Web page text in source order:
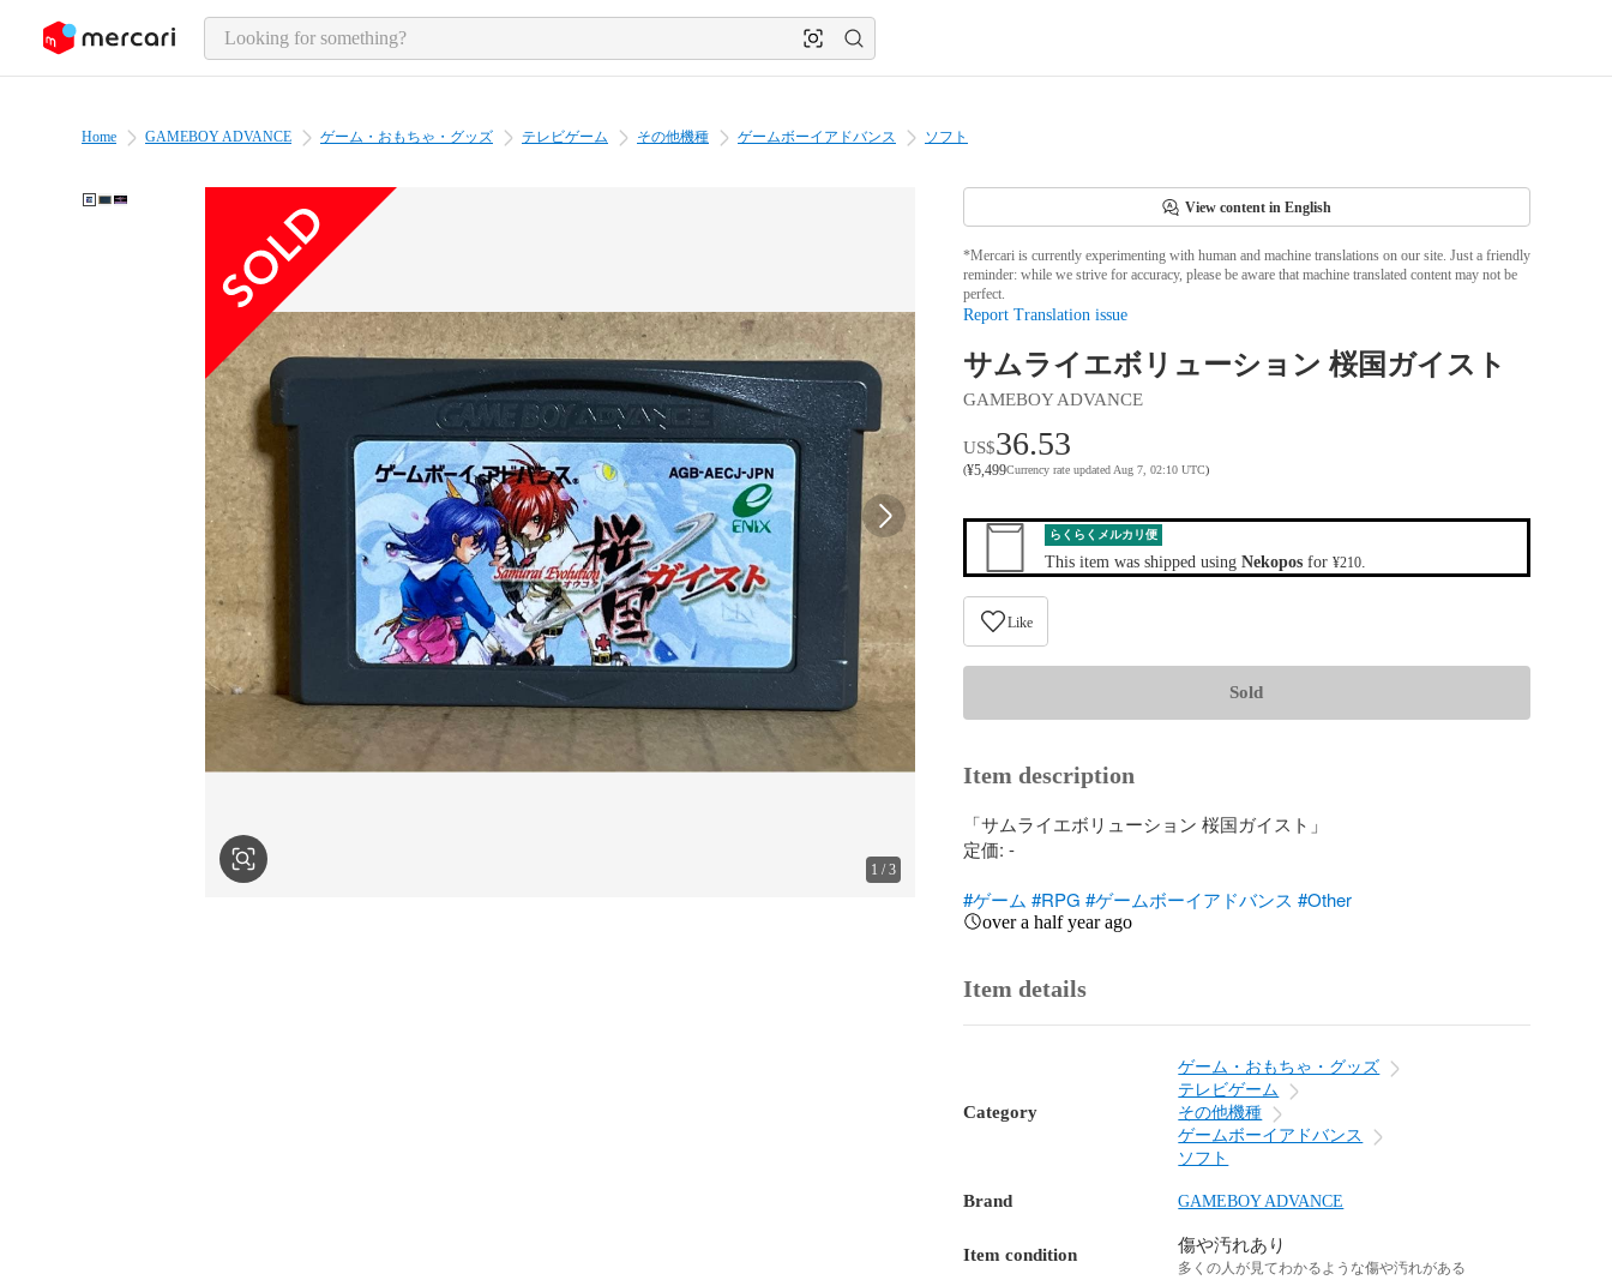
page content
Home GAMEBOY ADVANCE ゲーム・おもちゃ・グッズ テレビゲーム その他機種 ゲームボーイアドバンス ソフト
1 /3
View content in English
*Mercari is currently experimenting with human and machine translations on our site. Just a friendly
reminder: while we strive for accuracy, please be aware that machine translated content may not be
perfect.
Report Translation issue
サムライエボリューション 桜国ガイスト
GAMEBOY ADVANCE
US$36.53
(¥5,499Currency rate updated Aug 7, 02:10 UTC)
らくらくメルカリ便
This item was shipped using Nekoposfor ¥210.
Like
Sold
Item description
「サムライエボリューション 桜国ガイスト」
定価: -
#ゲーム #RPG #ゲームボーイアドバンス #Other
over a half year ago
Item details
Category
ゲーム・おもちゃ・グッズ
テレビゲーム
その他機種
ゲームボーイアドバンス
ソフト
Brand GAMEBOY ADVANCE
Item condition 傷や汚れあり
多くの人が見てわかるような傷や汚れがある